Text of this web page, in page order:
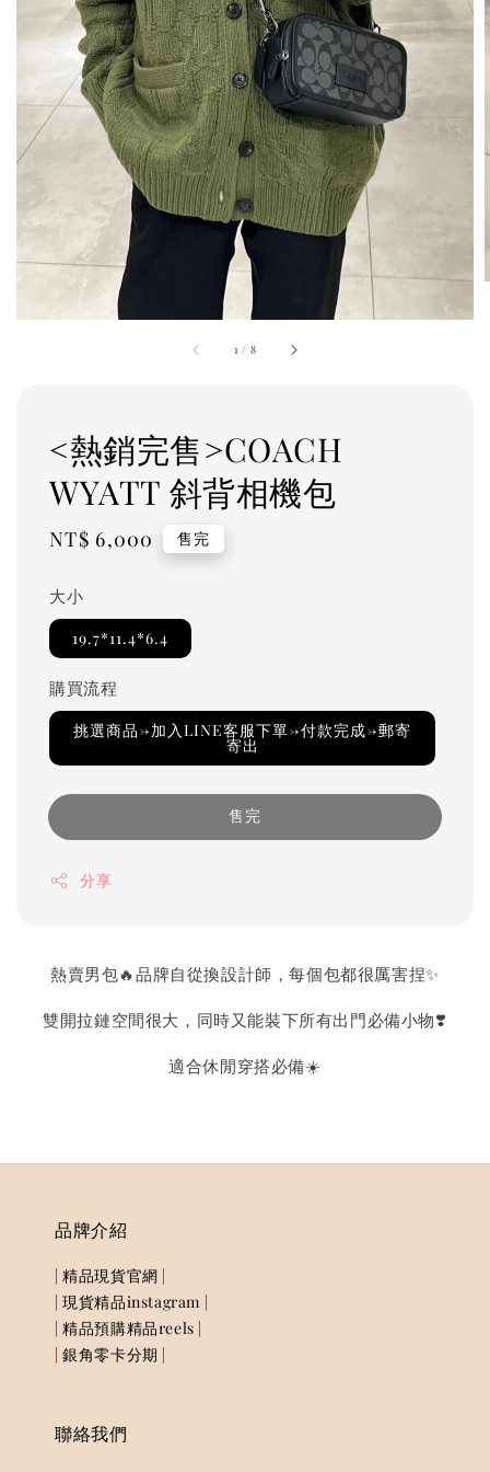
1 / 8
<熱銷完售>COACH
WYATT 斜背相機包
Regular
NT$ 6,000 售完
大小
19.7*11.4*6.4
購買流程
挑選商品→加入LINE客服下單→付款完成→郵寄
寄出
售完
分享
熱賣男包🔥品牌自從換設計師，每個包都很厲害捏✨
雙開拉鏈空間很大，同時又能裝下所有出門必備小物❣️
適合休閒穿搭必備☀️
品牌介紹
| 精品現貨官網 |
| 現貨精品instagram |
| 精品預購精品reels |
| 銀角零卡分期 |
聯絡我們